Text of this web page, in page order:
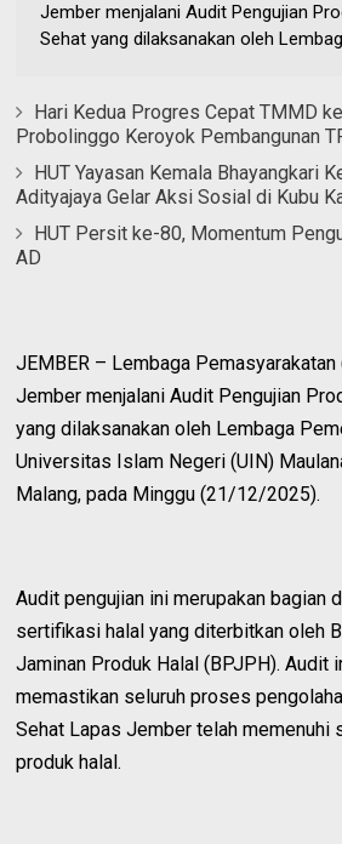
Jember menjalani Audit Pengujian
Sehat yang dilaksanakan oleh
Hari Kedua Progres Cepat TMMD
Probolinggo Keroyok Pembangunan
HUT Yayasan Kemala Bhayangkari
Adityajaya Gelar Aksi Sosial di Kubu
HUT Persit ke-80, Momentum
AD
JEMBER – Lembaga
Jember menjalani Audit Pengujian
yang dilaksanakan oleh Lembaga
Universitas Islam Negeri (UIN)
Malang, pada Minggu (21/12/2025).
Audit pengujian ini merupakan bagian
sertifikasi halal yang diterbitkan oleh
Jaminan Produk Halal (BPJPH). Audit
memastikan seluruh proses
Sehat Lapas Jember telah memenuhi
produk halal.